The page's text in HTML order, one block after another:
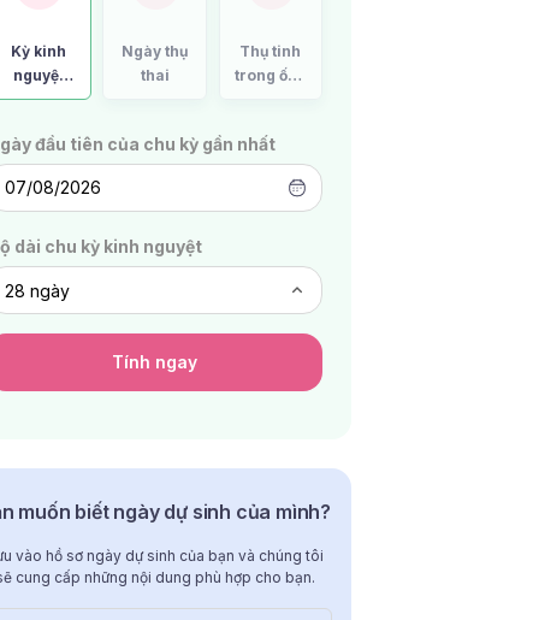
Kỳ kinh
nguyệt
cuối cùng
Ngày thụ
thai
Thụ tinh
trong ống
đầu tiên của chu kỳ gần nhất
07/08/2026
dài chu kỳ kinh nguyệt
Tính ngay
muốn biết ngày dự sinh của mình?
vào hồ sơ ngày dự sinh của bạn và chúng tôi
cung cấp những nội dung phù hợp cho bạn.